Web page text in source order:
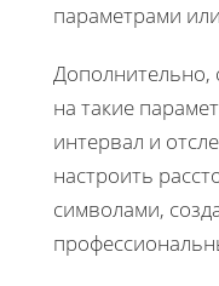
параметрами
Дополнительно,
на такие
интервал и
настроить
символами,